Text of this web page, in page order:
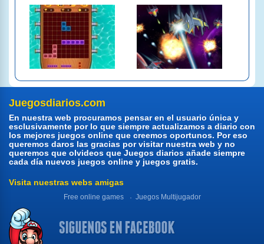
Juegosdiarios.com
En nuestra web procuramos pensar en el usuario única y
esclusivamente por lo que siempre actualizamos a diario con
los mejores juegos online que creemos oportunos. Por eso
queremos daros las gracias por visitar nuestra web y no
queremos que olvideos que Juegos diarios añade siempre
cada día nuevos juegos online y juegos gratis.
Visita nuestras webs amigas
Free online games Juegos Multijugador